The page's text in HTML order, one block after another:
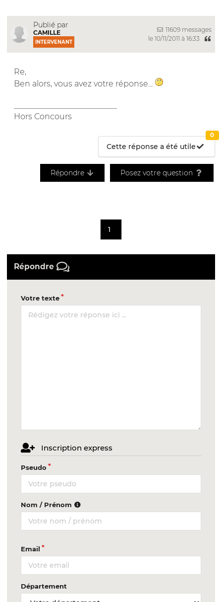
Publié par
CAMILLE
INTERVENANT
11609 messages
le 10/11/2011 à 16:33
Re,
Ben alors, vous avez votre réponse...
Hors Concours
Cette réponse a été utile
0
Répondre Posez votre question
1
Répondre
Votre texte
Inscription express
Pseudo
Nom / Prénom
Email
Département